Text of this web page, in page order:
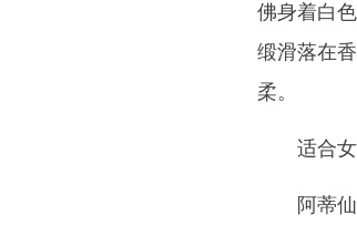
佛身着白
缎滑落在
柔。
适合
阿蒂